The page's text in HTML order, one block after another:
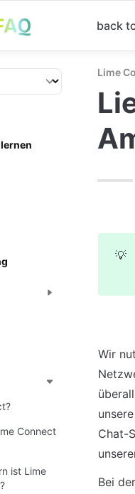
back
Connect
ist Lime
Lime
💡
Wir
Chat-
Bei